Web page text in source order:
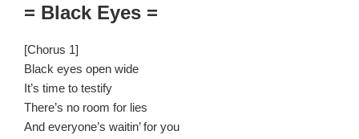
= Black Eyes =
[Chorus 1]
Black eyes open wide
It’s time to testify
There’s no room for lies
And everyone’s waitin’ for you